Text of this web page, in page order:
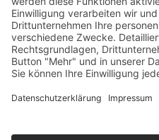
Recruitingfilm
Produktfilm